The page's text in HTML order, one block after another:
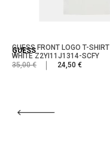
GUESS
GUESS FRONT LOGO T-SHIRT
WHITE Z2YI11J1314-SCFY
35,00 €
24,50 €